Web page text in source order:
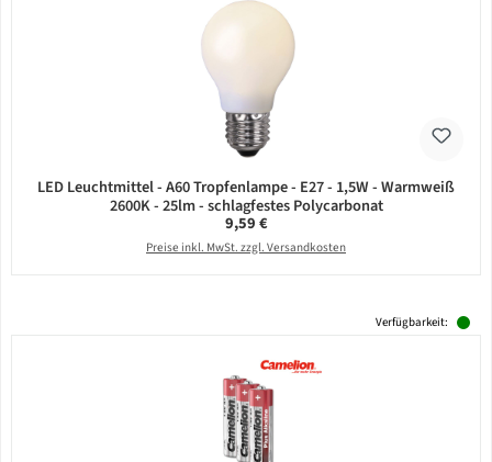
LED Leuchtmittel - A60 Tropfenlampe - E27 - 1,5W - Warmweiß
2600K - 25lm - schlagfestes Polycarbonat
Regulärer Preis:
9,59 €
Preise inkl. MwSt. zzgl. Versandkosten
Verfügbarkeit: